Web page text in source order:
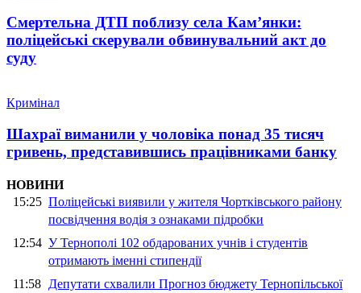
Смертельна ДТП поблизу села Кам’янки:
поліцейські скерували обвинувальний акт до
суду
Кримінал
Шахраї виманили у чоловіка понад 35 тисяч
гривень, представившись працівниками банку
НОВИНИ
15:25 Поліцейські виявили у жителя Чортківського району
посвідчення водія з ознаками підробки
12:54 У Тернополі 102 обдарованих учнів і студентів
отримають іменні стипендії
11:58 Депутати схвалили Прогноз бюджету Тернопільської